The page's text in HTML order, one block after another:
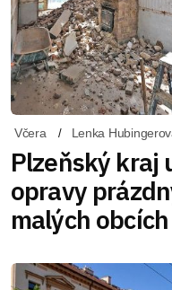
Včera Lenka
Plzeňský kraj
opravy
malých obcích